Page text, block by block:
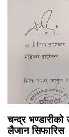
चन्द्र
लैजान सिफारिस